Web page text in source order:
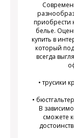
приобрести
белье.
купить в
который
всегда
• трусики
•
В
сможете